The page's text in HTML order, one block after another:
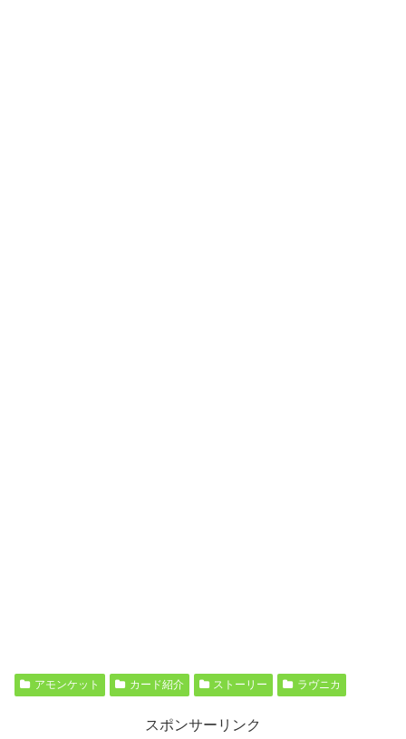
アモンケット カード紹介 ストーリー ラヴニカ
スポンサーリンク